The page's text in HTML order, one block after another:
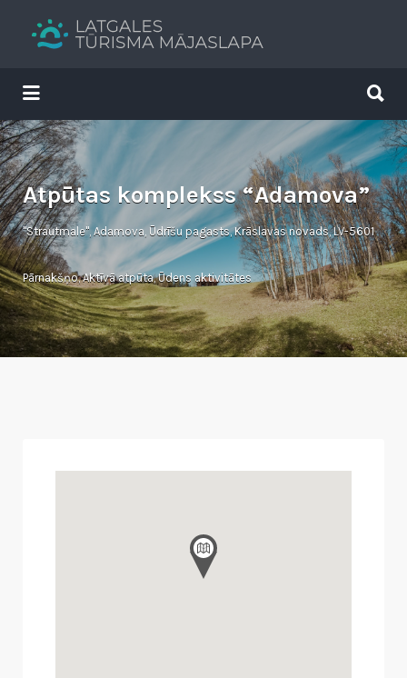
Tavs brīvdienu ceļvedis
Search
for:
for:
Atpūtas komplekss “Adamova”
"Strautmale", Adamova, Ūdrīšu pagasts, Krāslavas novads, LV-5601
Pārnakšņo,Aktīvā atpūta,Ūdens aktivitātes